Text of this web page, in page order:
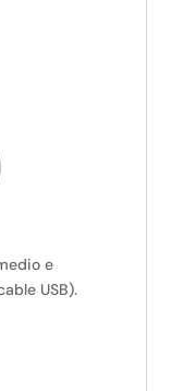
e
USB).